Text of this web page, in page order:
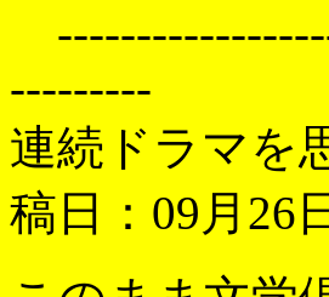
---------
連続ドラマ
稿日：09月26